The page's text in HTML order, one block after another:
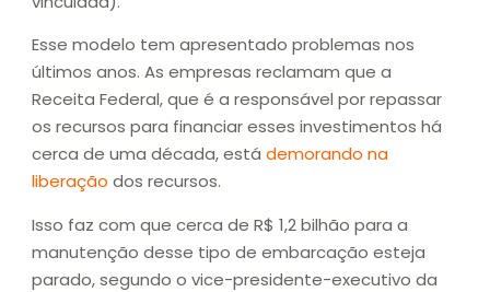
Esse modelo tem apresentado problemas nos
últimos anos. As empresas reclamam que a
Receita Federal, que é a responsável por repassar
os recursos para financiar esses investimentos há
cerca de uma década, está demorando na
liberação dos recursos.
Isso faz com que cerca de R$ 1,2 bilhão para a
manutenção desse tipo de embarcação esteja
parado, segundo o vice-presidente-executivo da